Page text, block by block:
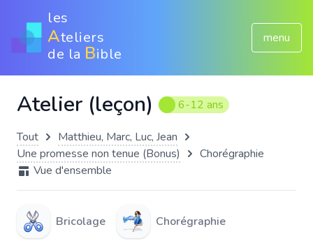
les
Ateliers
de la Bible
menu
Atelier (leçon) 6-12 ans
Tout
Matthieu, Marc, Luc, Jean
Une promesse non tenue (Bonus)
Chorégraphie
Vue d'ensemble
Bricolage Chorégraphie